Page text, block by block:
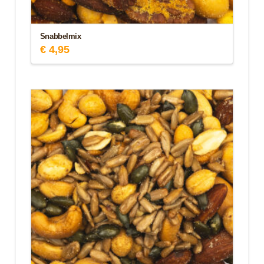
Snabbelmix
€4,95